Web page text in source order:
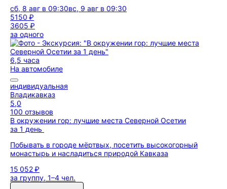
сб, 8 авг в 09:30вс, 9 авг в 09:30
5150 ₽
3605 ₽
за одного
6,5 часа
На автомобиле
индивидуальная
Владикавказ
5,0
100 отзывов
В окружении гор: лучшие места Северной Осетии
за 1 день
Побывать в городе мёртвых, посетить высокогорный
монастырь и насладиться природой Кавказа
15 052 ₽
за группу, 1–4 чел.